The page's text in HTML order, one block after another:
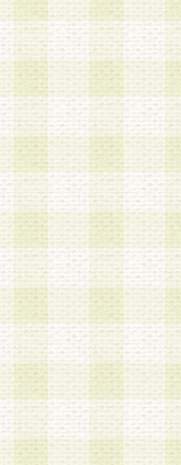
一のメールアドレ
を提供している企
人またはその家族
る場合
員として承認する
る会員登録手続
、会員登録の取り
する方法・手段に
成年被後見人、被
法定代理人の同
義務教育学齢に該
が別途定める方法